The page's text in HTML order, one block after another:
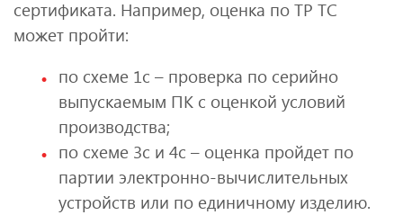
сертификата. Например, оценка по ТР ТС
может пройти:
по схеме 1с – проверка по серийно
выпускаемым ПК с оценкой условий
производства;
по схеме 3с и 4с – оценка пройдет по
партии электронно-вычислительных
устройств или по единичному изделию.